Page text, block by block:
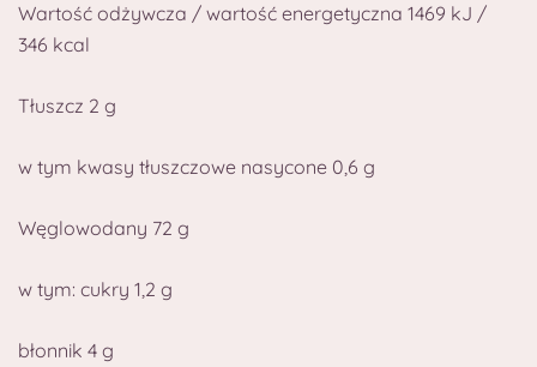
Wartość odżywcza / wartość energetyczna 1469 kJ /
346 kcal
Tłuszcz 2 g
w tym kwasy tłuszczowe nasycone 0,6 g
Węglowodany 72 g
w tym: cukry 1,2 g
błonnik 4 g